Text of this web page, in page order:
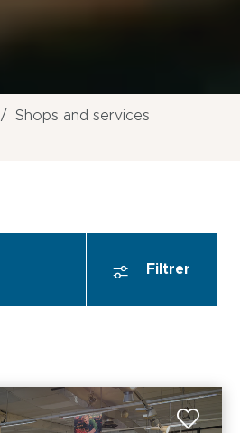
Shops and services
Filtrer